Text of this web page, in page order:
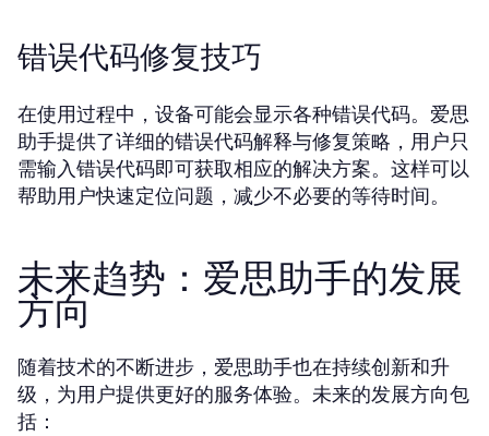
错误代码修复技巧
在使用过程中，设备可能会显示各种错误代码。爱思
助手提供了详细的错误代码解释与修复策略，用户只
需输入错误代码即可获取相应的解决方案。这样可以
帮助用户快速定位问题，减少不必要的等待时间。
未来趋势：爱思助手的发展
方向
随着技术的不断进步，爱思助手也在持续创新和升
级，为用户提供更好的服务体验。未来的发展方向包
括：